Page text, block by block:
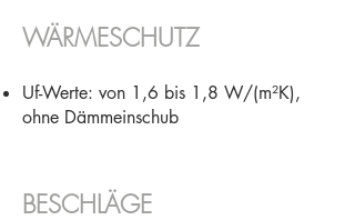
WÄRMESCHUTZ​
Uf-Werte: von 1,6 bis 1,8 W/(m²K),
ohne Dämmeinschub
BESCHLÄGE​